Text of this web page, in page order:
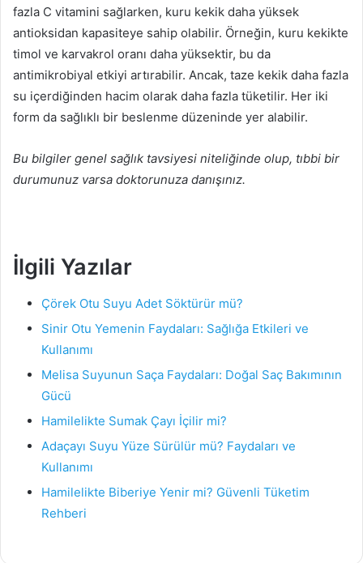
fazla C vitamini sağlarken, kuru kekik daha yüksek
antioksidan kapasiteye sahip olabilir. Örneğin, kuru kekikte
timol ve karvakrol oranı daha yüksektir, bu da
antimikrobiyal etkiyi artırabilir. Ancak, taze kekik daha fazla
su içerdiğinden hacim olarak daha fazla tüketilir. Her iki
form da sağlıklı bir beslenme düzeninde yer alabilir.
Bu bilgiler genel sağlık tavsiyesi niteliğinde olup, tıbbi bir
durumunuz varsa doktorunuza danışınız.
İlgili Yazılar
Çörek Otu Suyu Adet Söktürür mü?
Sinir Otu Yemenin Faydaları: Sağlığa Etkileri ve
Kullanımı
Melisa Suyunun Saça Faydaları: Doğal Saç Bakımının
Gücü
Hamilelikte Sumak Çayı İçilir mi?
Adaçayı Suyu Yüze Sürülür mü? Faydaları ve
Kullanımı
Hamilelikte Biberiye Yenir mi? Güvenli Tüketim
Rehberi